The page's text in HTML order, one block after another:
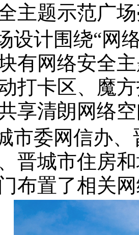
主题示范广
设计围绕“网
有网络安全
打卡区、魔
享清朗网络
市委网信办
晋城市住房
布置了相关